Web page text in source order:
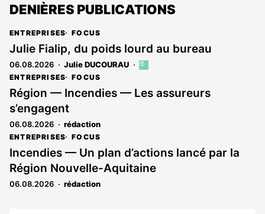
DENIÈRES PUBLICATIONS
ENTREPRISES FOCUS
Julie Fialip, du poids lourd au bureau
06.08.2026 Julie DUCOURAU
Cet
réservé
ENTREPRISES FOCUS
Région — Incendies — Les assureurs
s’engagent
06.08.2026 rédaction
ENTREPRISES FOCUS
Incendies — Un plan d’actions lancé par la
Région Nouvelle-Aquitaine
06.08.2026 rédaction